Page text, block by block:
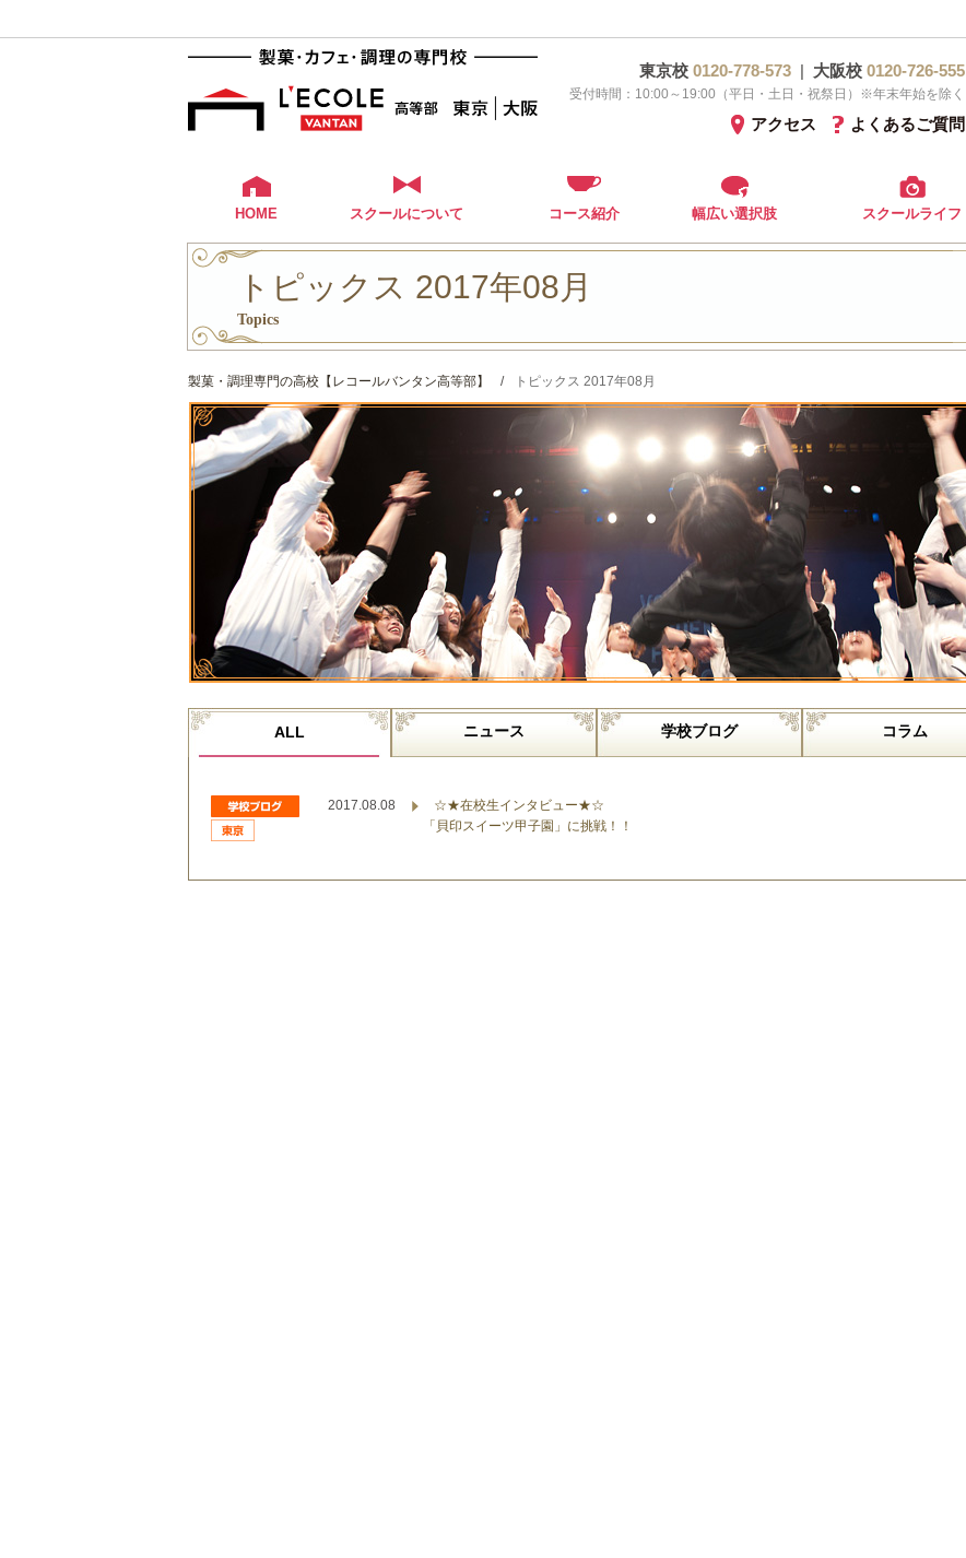
東京校 0120-778-573 | 大阪校 0120-726-555
受付時間：10:00～19:00（平日・土日・祝祭日）※年末年始を除く
よくあるご質問
アクセス
HOME スクールについて コース紹介 幅広い選択肢 スクールライフ
トピックス 2017年08月
Topics
製菓・調理専門の高校【レコールバンタン高等部】 / トピックス 2017年08月
ALL ニュース 学校ブログ コラム
2017.08.08
☆★在校生インタビュー★☆
「貝印スイーツ甲子園」に挑戦！！